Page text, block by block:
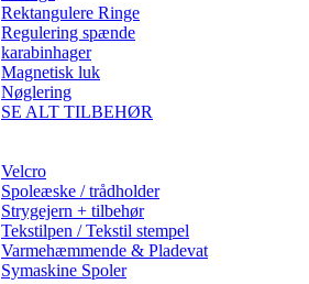
Rektangulere Ringe
Regulering spænde
karabinhager
Magnetisk luk
Nøglering
SE ALT TILBEHØR
Velcro
Spoleæske / trådholder
Strygejern + tilbehør
Tekstilpen / Tekstil stempel
Varmehæmmende & Pladevat
Symaskine Spoler